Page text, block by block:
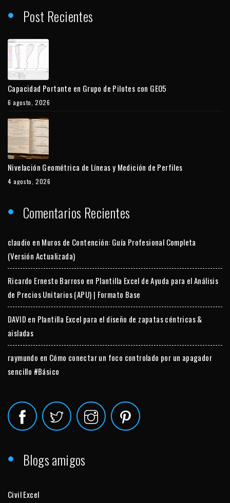
Post Recientes
Capacidad Portante en Grupo de Pilotes con GEO5
6 agosto, 2026
Nivelación Geométrica de Líneas y Medición de Perfiles
4 agosto, 2026
Comentarios Recientes
claudio en Muros de Contención: Guía Profesional Completa
(Versión Actualizada)
Ricardo Ernesto Barroso en Plantilla Excel de Ayuda para el Análisis
de Precios Unitarios (APU) | Formato Base
DAVID en Plantilla Excel para el diseño de zapatas céntricas &
aisladas
raymundo en Cómo conectar un foco controlado por un apagador
sencillo #Básico
Blogs amigos
Civil Excel